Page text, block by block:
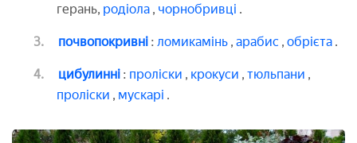
герань, родіола , чорнобривці .
почвопокривні : ломикамінь , арабис , обрієта .
цибулинні : проліски , крокуси , тюльпани ,
проліски , мускарі .